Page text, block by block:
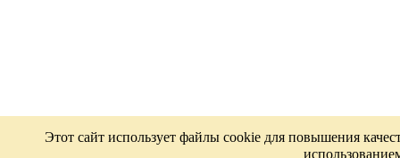
Этот сайт использует файлы cookie для повышения